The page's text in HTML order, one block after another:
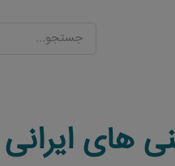
های ایرانی